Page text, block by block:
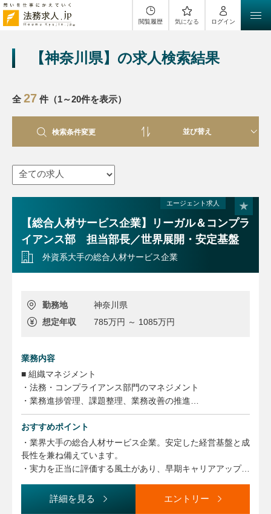
閲覧履歴 気になる ログイン
【神奈川県】の求人検索結果
全 27 件（1～20件を表示）
検索条件変更
エージェント求人
【総合人材サービス企業】リーガル＆コンプラ
イアンス部 担当部長／世界展開・安定基盤
外資系大手の総合人材サービス企業
勤務地
神奈川県
想定年収
785万円 ～ 1085万円
業務内容
■ 組織マネジメント
・法務・コンプライアンス部門のマネジメント
・業務進捗管理、課題整理、業務改善の推進
・メンバー育成および組織力強化
■ 経営・事業支援
・重要案件におけるリスク管理および経営支援
・経営層への法務・コンプライアンス観点での助言
おすすめポイント
・業界大手の総合人材サービス企業。安定した経営基盤と成
長性を兼ね備えています。
・実力を正当に評価する風土があり、早期キャリアアップや
しています。詳細を見る エントリー